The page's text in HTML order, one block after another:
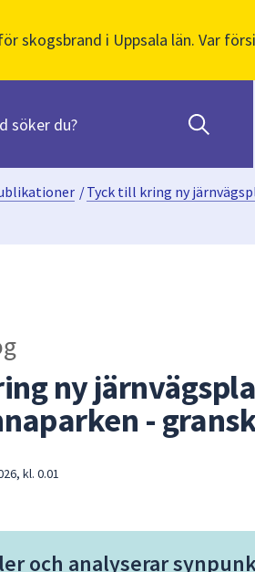
skogsbrand i Uppsala län. Var
/Tyck till kring ny
ny
-
kl. 0.01
och analyserar